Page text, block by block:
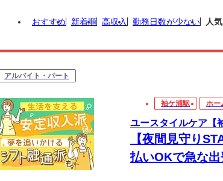
おすすめ 新着順 高収入 勤務日数が少ない 人
アルバイト・パート
袖ケ浦駅 ホー
ユースタイルケア【
【夜間見守り
払いOKで急な